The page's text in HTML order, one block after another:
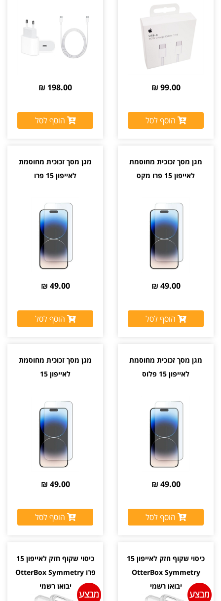
99.00 ₪
הוסף לסל
198.00 ₪
הוסף לסל
מגן מסך זכוכית מחוסמת
לאייפון 15 פרו מקס
49.00 ₪
הוסף לסל
מגן מסך זכוכית מחוסמת
לאייפון 15 פרו
49.00 ₪
הוסף לסל
מגן מסך זכוכית מחוסמת
לאייפון 15 פלוס
49.00 ₪
הוסף לסל
מגן מסך זכוכית מחוסמת
לאייפון 15
49.00 ₪
הוסף לסל
כיסוי שקוף חזק לאייפון 15
OtterBox Symmetry
יבואן רשמי
כיסוי שקוף חזק לאייפון 15
פרו OtterBox Symmetry
יבואן רשמי